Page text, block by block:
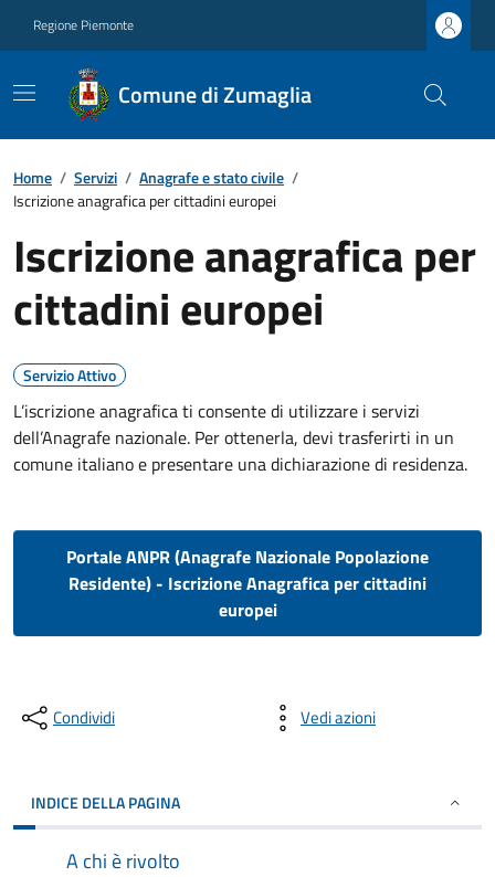
Regione Piemonte
Comune di Zumaglia
Home / Servizi / Anagrafe e stato civile /
Iscrizione anagrafica per cittadini europei
Iscrizione anagrafica per
cittadini europei
Servizio Attivo
L’iscrizione anagrafica ti consente di utilizzare i servizi
dell’Anagrafe nazionale. Per ottenerla, devi trasferirti in un
comune italiano e presentare una dichiarazione di residenza.
Portale ANPR (Anagrafe Nazionale Popolazione
Residente) - Iscrizione Anagrafica per cittadini
europei
Condividi Vedi azioni
INDICE DELLA PAGINA
A chi è rivolto